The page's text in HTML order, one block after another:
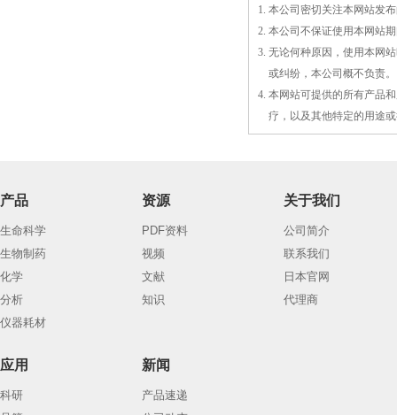
1. 本公司密切关注本网站发
2. 本公司不保证使用本网站
3. 无论何种原因，使用本网
或纠纷，本公司概不负责。
4. 本网站可提供的所有产品
疗，以及其他特定的用途
产品
生命科学
生物制药
化学
分析
仪器耗材
资源
PDF资料
视频
文献
知识
关于我们
公司简介
联系我们
日本官网
代理商
应用
科研
新闻
产品速递